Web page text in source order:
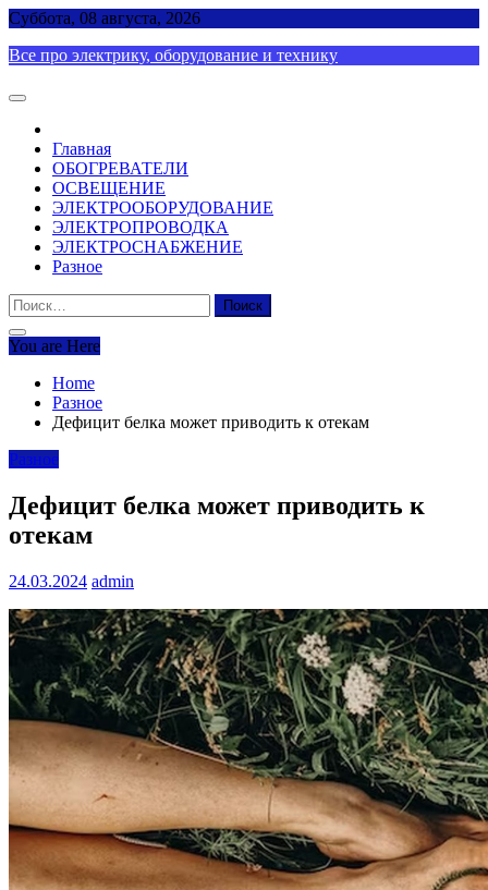
Skip
content
Суббота, 08 августа, 2026
Все про электрику, оборудование и технику
Главная
ОБОГРЕВАТЕЛИ
ОСВЕЩЕНИЕ
ЭЛЕКТРООБОРУДОВАНИЕ
ЭЛЕКТРОПРОВОДКА
ЭЛЕКТРОСНАБЖЕНИЕ
Разное
Найти:
You are Here
Home
Разное
Дефицит белка может приводить к отекам
Разное
Дефицит белка может приводить к
отекам
24.03.2024 admin